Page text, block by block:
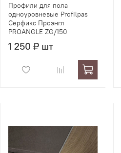
Профили для пола
одноуровневые Profilpas
Серфикс Проэнгл
PROANGLE ZG/150
1 250 ₽ шт